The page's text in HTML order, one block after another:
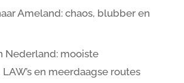
Ameland: chaos, blubber en
Nederland: mooiste
en meerdaagse routes